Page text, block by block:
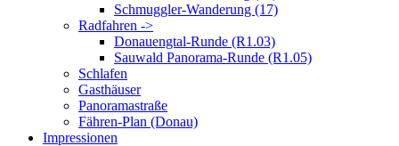
Schmuggler-Wanderung (17)
Radfahren ->
Donauengtal-Runde (R1.03)
Sauwald Panorama-Runde (R1.05)
Schlafen
Gasthäuser
Panoramastraße
Fähren-Plan (Donau)
Impressionen